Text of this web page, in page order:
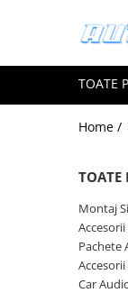
Accesorii interior
Covorase cauciuc
Huse scaun auto
Odorizant Auto
Plase portbagaj
Tavite portbagaj
TOATE
Home /
TOATE
Montaj
Pachete
Car